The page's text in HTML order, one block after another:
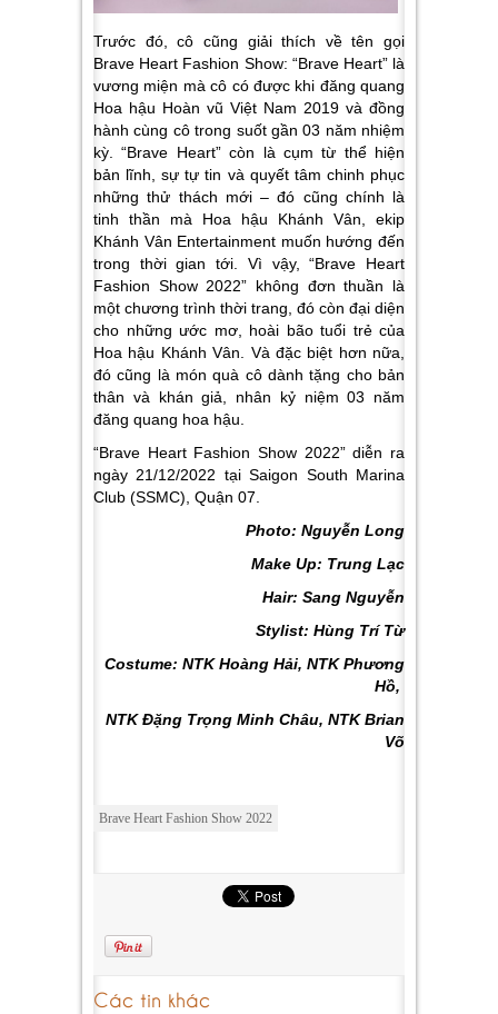
Trước đó, cô cũng giải thích về tên gọi
Brave Heart Fashion Show: “Brave Heart” là
vương miện mà cô có được khi đăng quang
Hoa hậu Hoàn vũ Việt Nam 2019 và đồng
hành cùng cô trong suốt gần 03 năm nhiệm
kỳ. “Brave Heart” còn là cụm từ thể hiện
bản lĩnh, sự tự tin và quyết tâm chinh phục
những thử thách mới – đó cũng chính là
tinh thần mà Hoa hậu Khánh Vân, ekip
Khánh Vân Entertainment muốn hướng đến
trong thời gian tới. Vì vậy, “Brave Heart
Fashion Show 2022” không đơn thuần là
một chương trình thời trang, đó còn đại diện
cho những ước mơ, hoài bão tuổi trẻ của
Hoa hậu Khánh Vân. Và đặc biệt hơn nữa,
đó cũng là món quà cô dành tặng cho bản
thân và khán giả, nhân kỷ niệm 03 năm
đăng quang hoa hậu.
“Brave Heart Fashion Show 2022” diễn ra
ngày 21/12/2022 tại Saigon South Marina
Club (SSMC), Quận 07.
Photo: Nguyễn Long
Make Up: Trung Lạc
Hair: Sang Nguyễn
Stylist: Hùng Trí Từ
Costume: NTK Hoàng Hải, NTK Phương
Hồ,
NTK Đặng Trọng Minh Châu, NTK Brian
Võ
Brave Heart Fashion Show 2022
Các tin khác